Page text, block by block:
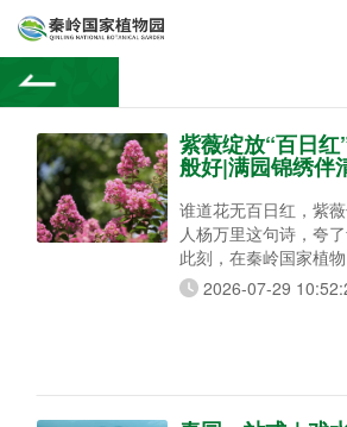
紫薇绽放“百日
般好|满园锦绣伴
谁道花无百日红，紫
人杨万里这句诗，夸
此刻，在秦岭国家植
放期——紫薇、银薇、
花穗缀满枝头，从盛
花色，而是一个谁试
2026-07-29